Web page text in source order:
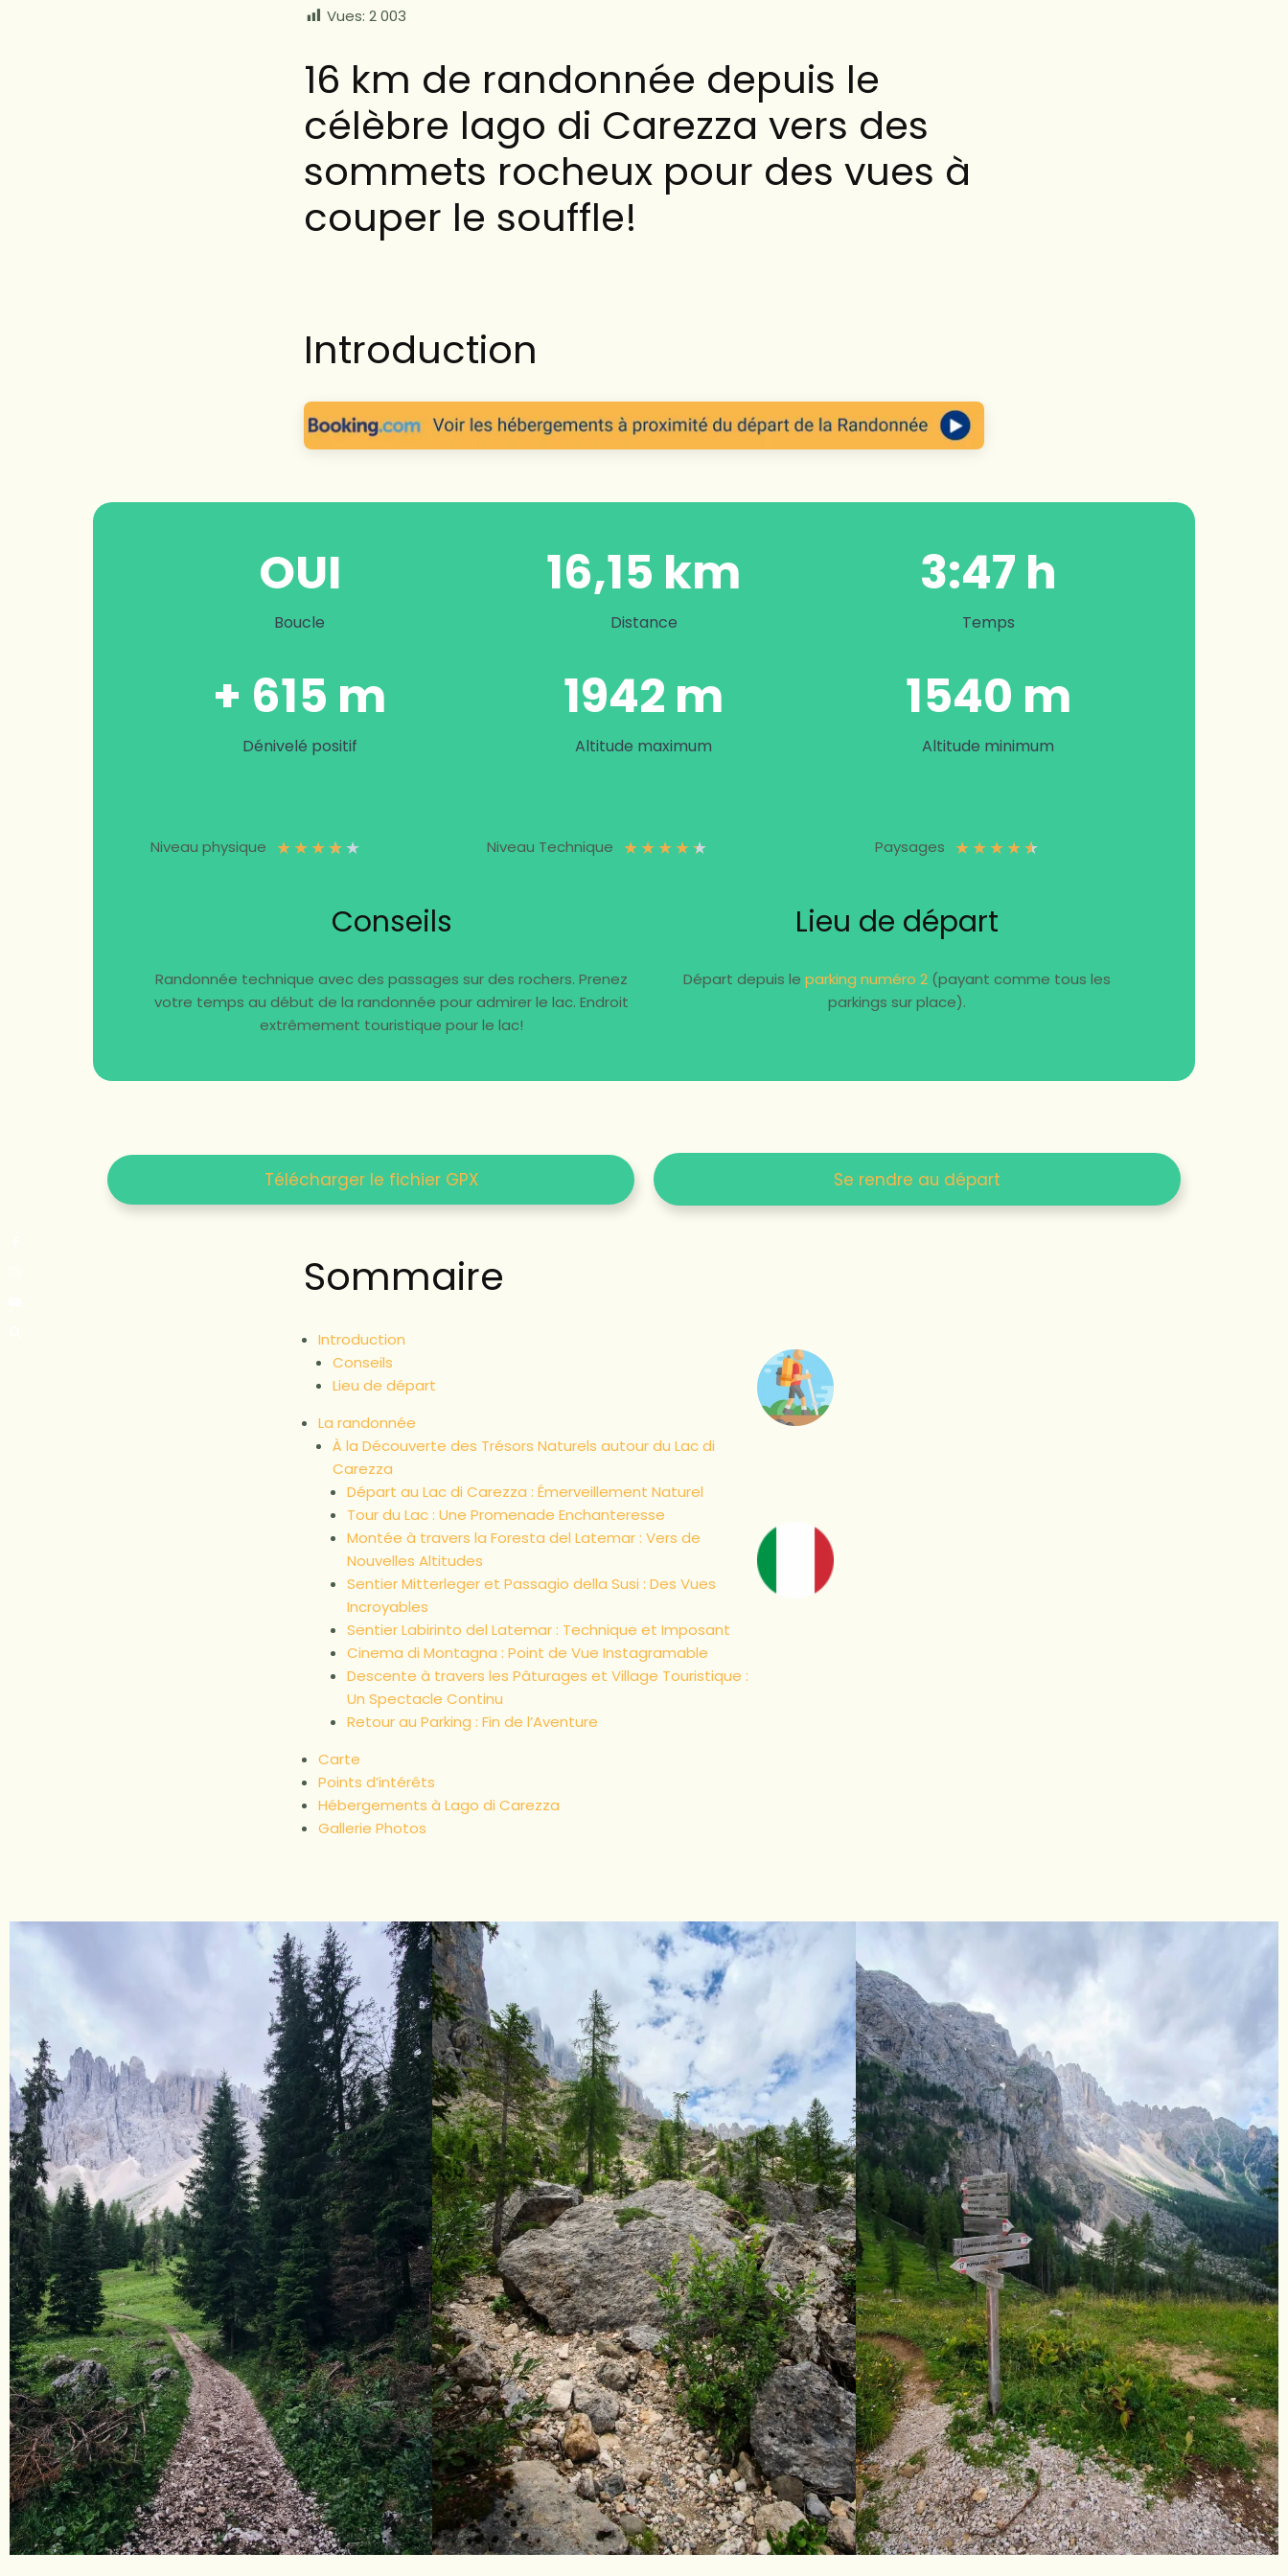
Vues: 2 003
16 km de randonnée depuis le
célèbre lago di Carezza vers des
sommets rocheux pour des vues à
couper le souffle!
Introduction
OUI
Boucle
16,15 km
Distance
3:47 h
Temps
+ 615 m
Dénivelé positif
1942 m
Altitude maximum
1540 m
Altitude minimum
Niveau physique ★★★★★ Niveau Technique ★★★★★ Paysages ★★★★★
Conseils
Randonnée technique avec des passages sur des rochers. Prenez
votre temps au début de la randonnée pour admirer le lac. Endroit
extrêmement touristique pour le lac!
Lieu de départ
Départ depuis le parking numéro 2(payant comme tous les
parkings sur place).
Télécharger le fichier GPX Se rendre au départ
Sommaire
Introduction
Conseils
Lieu de départ
La randonnée
À la Découverte des Trésors Naturels autour du Lac di
Carezza
Départ au Lac di Carezza : Émerveillement Naturel
Tour du Lac : Une Promenade Enchanteresse
Montée à travers la Foresta del Latemar : Vers de
Nouvelles Altitudes
Sentier Mitterleger et Passagio della Susi : Des Vues
Incroyables
Sentier Labirinto del Latemar : Technique et Imposant
Cinema di Montagna : Point de Vue Instagramable
Descente à travers les Pâturages et Village Touristique :
Un Spectacle Continu
Retour au Parking : Fin de l’Aventure
Carte
Points d’intérêts
Hébergements à Lago di Carezza
Gallerie Photos